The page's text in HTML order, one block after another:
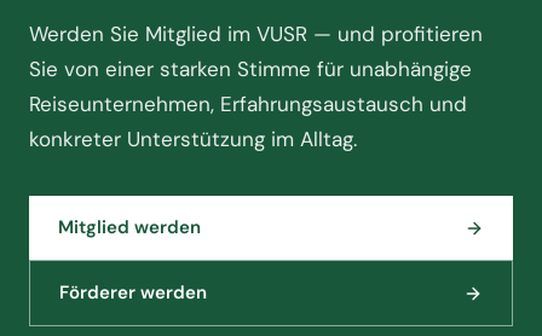
Werden Sie Mitglied im VUSR — und profitieren
Sie von einer starken Stimme für unabhängige
Reiseunternehmen, Erfahrungsaustausch und
konkreter Unterstützung im Alltag.
Mitglied werden
Förderer werden